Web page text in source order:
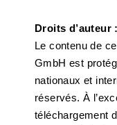
Droits d’auteur :
Le contenu de
GmbH est
nationaux et
réservés. À
téléchargement